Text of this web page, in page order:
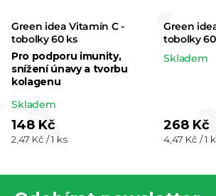
Green idea Vitamín C -
tobolky 60 ks
Pro podporu imunity,
snížení únavy a tvorbu
kolagenu
Průměrné
hodnocení
produktu
Skladem
148 Kč
Měrná
2,47 Kč / 1 ks
Green
tobolky
Skladem
268 Kč
Měrná
4,47 Kč / 1